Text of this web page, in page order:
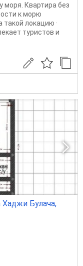
моря. Квартира без
к морю
локацию ·
туристов и
Хаджи Булача,